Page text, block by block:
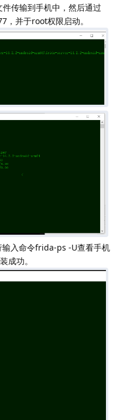
传输到手机中，然后通过
并于root权限启动。
输入命令frida-ps -U查看手机
成功。